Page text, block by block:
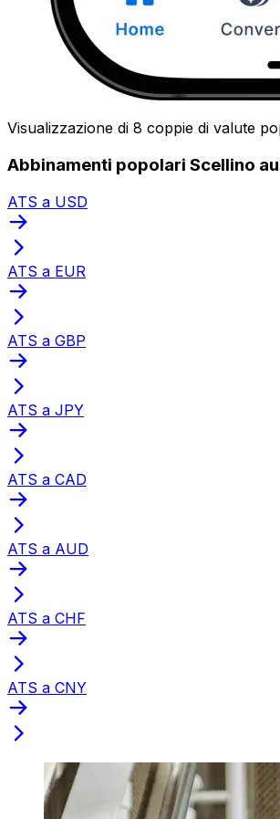
Visualizzazione di 8 coppie di valute
Abbinamenti popolari Scellino
ATS a USD
ATS a EUR
ATS a GBP
ATS a JPY
ATS a CAD
ATS a AUD
ATS a CHF
ATS a CNY